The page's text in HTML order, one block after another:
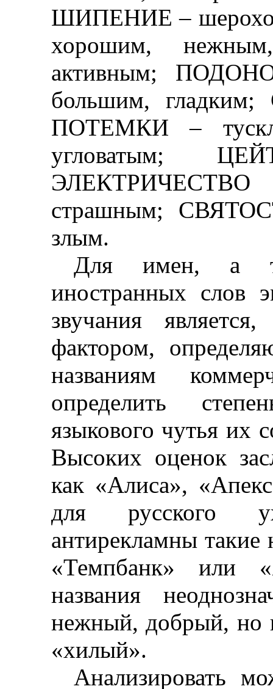
ШИПЕНИЕ–
хорошим,
активным;
большим,
ПОТЕМКИ–
угловатым;
страшным;
злым.
Для имен, а
иностранных слов
звучания
фактором,
названиям
определить
языкового чутья их
Высоких оценок
как «Алиса»,
для русского
антирекламны такие
«Темпбанк» или
названия
нежный, добрый, но
«хилый».
Анализировать